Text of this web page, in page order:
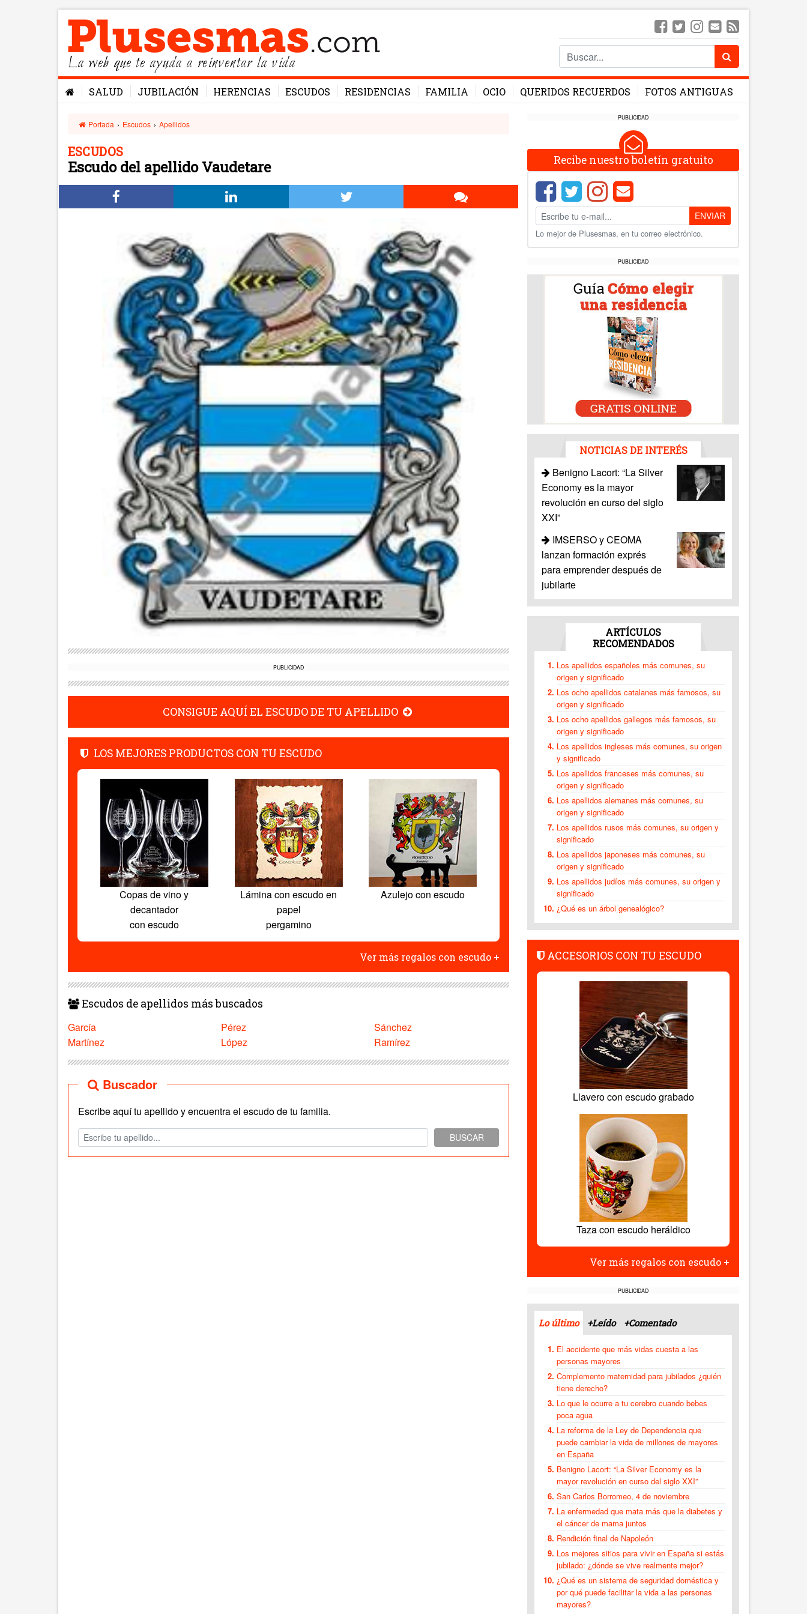
La web que te ayuda a reinventar la vida
SALUD JUBILACIÓN HERENCIAS ESCUDOS RESIDENCIAS FAMILIA OCIO QUERIDOS RECUERDOS FOTOS ANTIGUAS
Portada › Escudos › Apellidos
ESCUDOS
Escudo del apellido Vaudetare
PUBLICIDAD
CONSIGUE AQUÍ EL ESCUDO DE TU APELLIDO
LOS MEJORES PRODUCTOS CON TU ESCUDO
Copas de vino y
decantador
con escudo
Lámina con escudo en
papel
pergamino
Azulejo con escudo
Ver más regalos con escudo +
Escudos de apellidos más buscados
García
Pérez
Sánchez
Martínez
López Ramírez
Buscador
Escribe aquí tu apellido y encuentra el escudo de tu familia.
BUSCAR
PUBLICIDAD
Recibe nuestro boletín gratuito
ENVIAR
Lo mejor de Plusesmas, en tu correo electrónico.
PUBLICIDAD
NOTICIAS DE INTERÉS
Benigno Lacort: “La Silver
Economy es la mayor
revolución en curso del siglo
XXI”
IMSERSO y CEOMA
lanzan formación exprés
para emprender después de
jubilarte
ARTÍCULOS
RECOMENDADOS
Los apellidos españoles más comunes, su
origen y significado
Los ocho apellidos catalanes más famosos, su
origen y significado
Los ocho apellidos gallegos más famosos, su
origen y significado
Los apellidos ingleses más comunes, su origen
y significado
Los apellidos franceses más comunes, su
origen y significado
Los apellidos alemanes más comunes, su
origen y significado
Los apellidos rusos más comunes, su origen y
significado
Los apellidos japoneses más comunes, su
origen y significado
Los apellidos judíos más comunes, su origen y
significado
¿Qué es un árbol genealógico?
ACCESORIOS CON TU ESCUDO
Llavero con escudo grabado
Taza con escudo heráldico
Ver más regalos con escudo +
PUBLICIDAD
Lo último +Leído +Comentado
El accidente que más vidas cuesta a las
personas mayores
Complemento maternidad para jubilados ¿quién
tiene derecho?
Lo que le ocurre a tu cerebro cuando bebes
poca agua
La reforma de la Ley de Dependencia que
puede cambiar la vida de millones de mayores
en España
Benigno Lacort: “La Silver Economy es la
mayor revolución en curso del siglo XXI”
San Carlos Borromeo, 4 de noviembre
La enfermedad que mata más que la diabetes y
el cáncer de mama juntos
Rendición final de Napoleón
Los mejores sitios para vivir en España si estás
jubilado: ¿dónde se vive realmente mejor?
¿Qué es un sistema de seguridad doméstica y
por qué puede facilitar la vida a las personas
mayores?